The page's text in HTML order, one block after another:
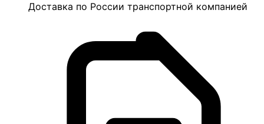
Доставка по России транспортной компанией